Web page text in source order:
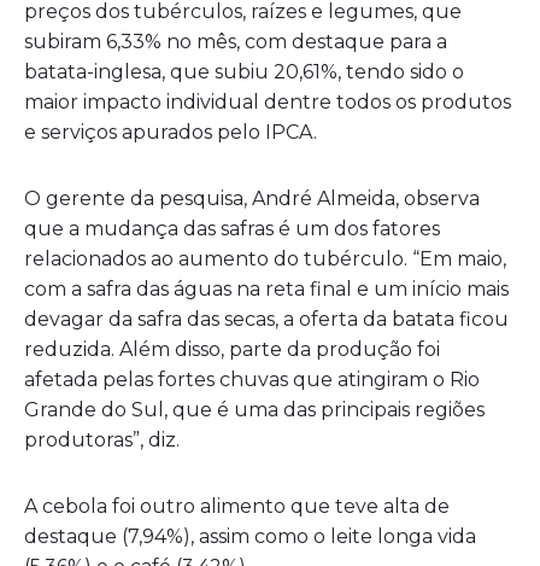
preços dos tubérculos, raízes e legumes, que
subiram 6,33% no mês, com destaque para a
batata-inglesa, que subiu 20,61%, tendo sido o
maior impacto individual dentre todos os produtos
e serviços apurados pelo IPCA.
O gerente da pesquisa, André Almeida, observa
que a mudança das safras é um dos fatores
relacionados ao aumento do tubérculo. “Em maio,
com a safra das águas na reta final e um início mais
devagar da safra das secas, a oferta da batata ficou
reduzida. Além disso, parte da produção foi
afetada pelas fortes chuvas que atingiram o Rio
Grande do Sul, que é uma das principais regiões
produtoras”, diz.
A cebola foi outro alimento que teve alta de
destaque (7,94%), assim como o leite longa vida